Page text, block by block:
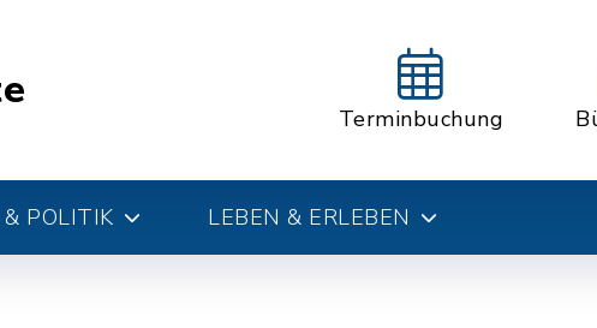
Terminbuchung
& POLITIK LEBEN & ERLEBEN